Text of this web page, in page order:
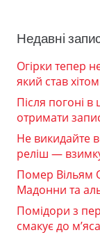
Недавні
Огірки тепер
який став
Після погоні
отримати
Не викидайте
реліш —
Помер Вільям
Мадонни та
Помідори з
смакує до м’яса